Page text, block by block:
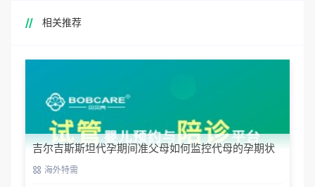
相关推荐
吉尔吉斯斯坦代孕期间准父母如何监控代母的孕期状
态？海外特需